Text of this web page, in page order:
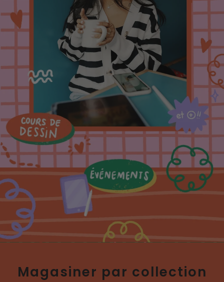
Magasiner par collection